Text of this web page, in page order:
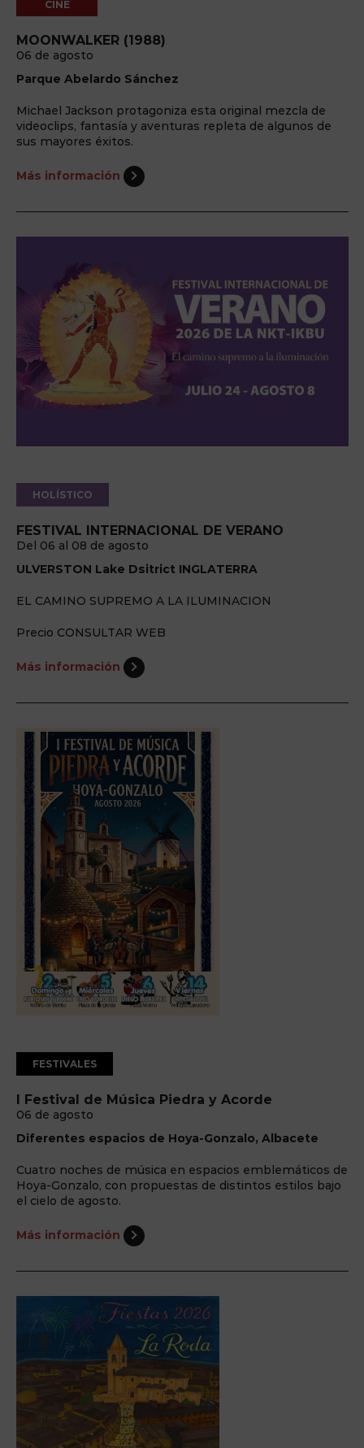
CINE
MOONWALKER (1988)
06 de agosto
Parque Abelardo Sánchez
Michael Jackson protagoniza esta original mezcla de
videoclips, fantasía y aventuras repleta de algunos de
sus mayores éxitos.
Más información
HOLÍSTICO
FESTIVAL INTERNACIONAL DE VERANO
Del 06 al 08 de agosto
ULVERSTON Lake Dsitrict INGLATERRA
EL CAMINO SUPREMO A LA ILUMINACION
Precio CONSULTAR WEB
Más información
FESTIVALES
I Festival de Música Piedra y Acorde
06 de agosto
Diferentes espacios de Hoya-Gonzalo, Albacete
Cuatro noches de música en espacios emblemáticos de
Hoya-Gonzalo, con propuestas de distintos estilos bajo
el cielo de agosto.
Más información